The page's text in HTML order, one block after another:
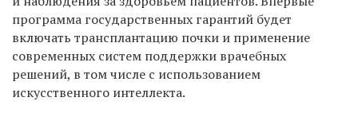
программа государственных гарантий будет
включать трансплантацию почки и применение
современных систем поддержки врачебных
решений, в том числе с использованием
искусственного интеллекта.